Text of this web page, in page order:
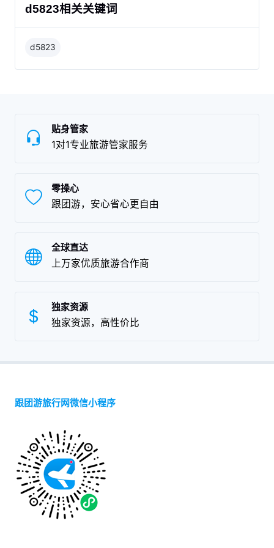
d5823相关关键词
d5823
贴身管家
1对1专业旅游管家服务
零操心
跟团游，安心省心更自由
全球直达
上万家优质旅游合作商
独家资源
独家资源，高性价比
跟团游旅行网微信小程序